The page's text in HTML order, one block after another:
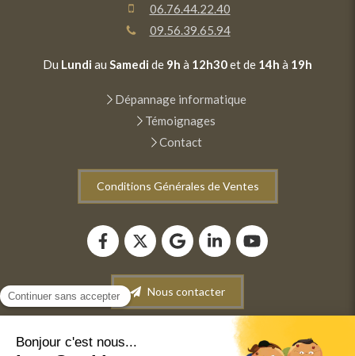
06.76.44.22.40
09.56.39.65.94
Du Lundi au Samedi de 9h à 12h30et de 14h à 19h
Dépannage informatique
Témoignages
Contact
Conditions Générales de Ventes
Nous contacter